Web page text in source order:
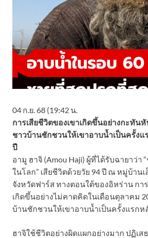
04 ก.ย. 68 (19:42 น.
การเสียชีวิตของเขาเกิดขึ้นอย่างกะทัน
ชาวบ้านชักชวนให้เขาอาบน้ำเป็นครั้งแ
ปี
อามู ฮาจิ (Amou Haji) ผู้ที่ได้รับฉายาว่า
ในโลก” เสียชีวิตด้วยวัย 94 ปี ณ หมู่บ้านเ
จังหวัดฟาร์ส ทางตอนใต้ของอิหร่าน กา
เกิดขึ้นอย่างไม่คาดคิดในเดือนตุลาคม
บ้านชักชวนให้เขาอาบน้ำเป็นครั้งแรกห
ฮาจิใช้ชีวิตอย่างผิดแผกอย่างมาก ปฏิเส